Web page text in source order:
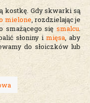
kostkę. Gdy skwarki są
mielone, rozdzielając je
smażącego się smalcu.
słoniny imięsa, aby
do słoiczków lub